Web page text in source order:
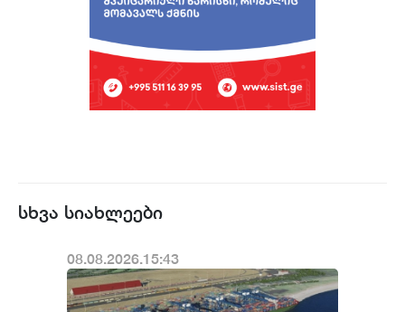
სხვა სიახლეები
08.08.2026.15:43